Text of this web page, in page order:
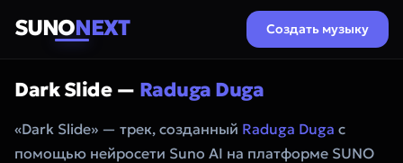
SUNONEXT Создать музыку
Dark Slide — Raduga Duga
«Dark Slide» — трек, созданный Raduga Duga с
помощью нейросети Suno AI на платформе SUNO